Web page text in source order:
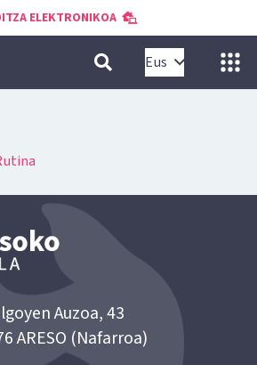
ELEKTRONIKOA
Eus
Auzoa, 43
ARESO (Nafarroa)